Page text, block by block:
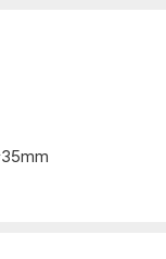
줄기 206 / 잎 표면
/ 군체를 이루는 세